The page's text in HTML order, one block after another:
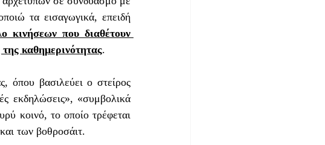
τα εισαγωγικά, επειδή
κινήσεων που διαθέτουν
καθημερινότητας.
εκδηλώσεις», «συμβολικά
κοινό, το οποίο τρέφεται
των βοθροσάιτ.